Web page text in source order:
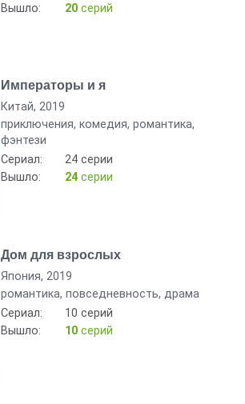
Вышло:
20 серий
Императоры и я
Китай, 2019
приключения, комедия, романтика,
фэнтези
Сериал:
24 серии
Вышло:
24 серии
Дом для взрослых
Япония, 2019
романтика, повседневность, драма
Сериал:
10 серий
Вышло:
10 серий